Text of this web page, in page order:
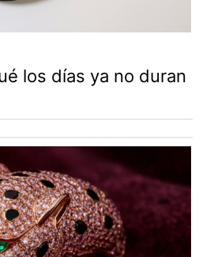
los días ya no duran